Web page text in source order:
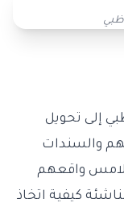
إلى تحويل
والسندات
واقعهم
كيفية اتخاذ